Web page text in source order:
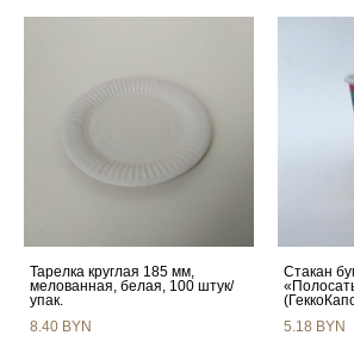
Тарелка круглая 185 мм,
мелованная, белая, 100 штук/
упак.
8.40 BYN
Стакан
5.18 BYN